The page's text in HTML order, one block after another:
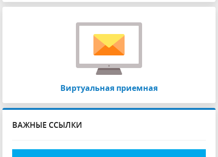
Виртуальная приемная
ВАЖНЫЕ ССЫЛКИ